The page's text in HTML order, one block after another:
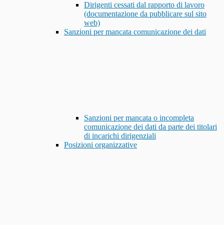
Dirigenti cessati dal rapporto di lavoro
(documentazione da pubblicare sul sito
web)
Sanzioni per mancata comunicazione dei dati
Sanzioni per mancata o incompleta
comunicazione dei dati da parte dei titolari
di incarichi dirigenziali
Posizioni organizzative